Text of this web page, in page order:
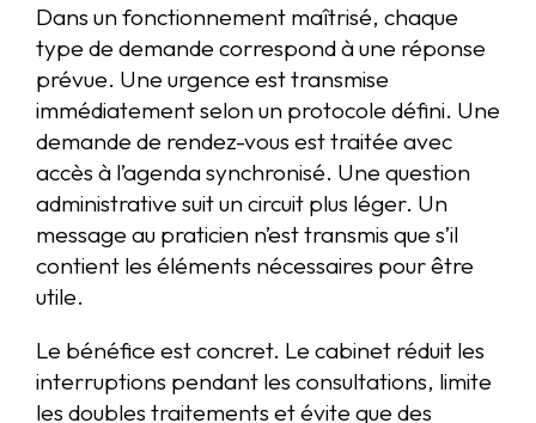
Dans un fonctionnement maîtrisé, chaque
type de demande correspond à une réponse
prévue. Une urgence est transmise
immédiatement selon un protocole défini. Une
demande de rendez-vous est traitée avec
accès à l’agenda synchronisé. Une question
administrative suit un circuit plus léger. Un
message au praticien n’est transmis que s’il
contient les éléments nécessaires pour être
utile.
Le bénéfice est concret. Le cabinet réduit les
interruptions pendant les consultations, limite
les doubles traitements et évite que des